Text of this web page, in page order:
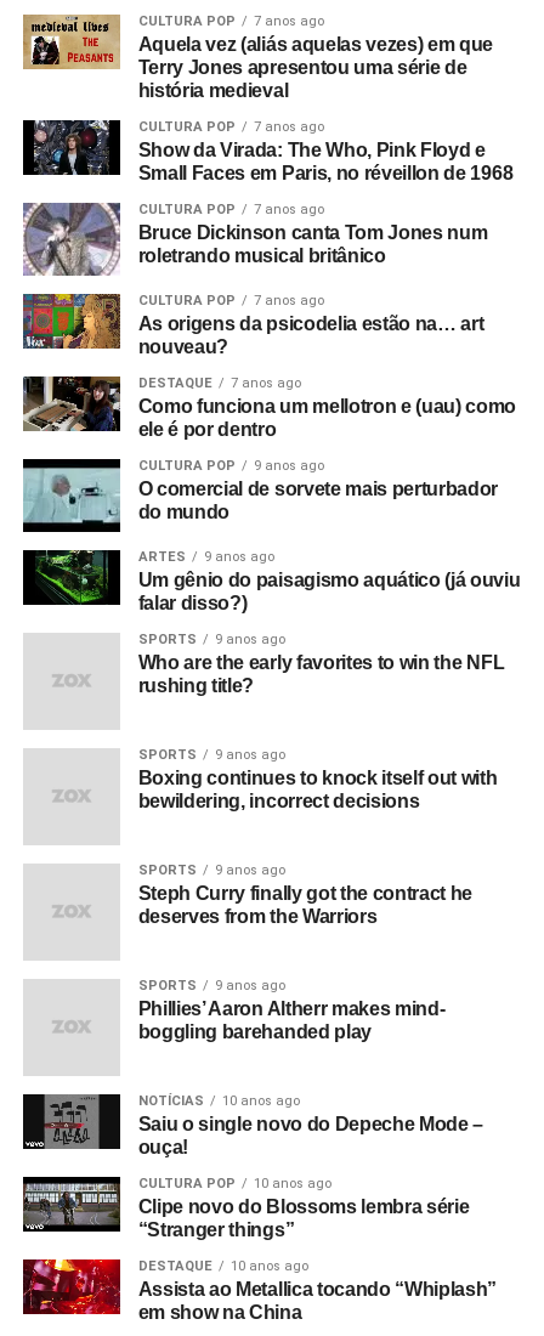
CULTURA POP 7 anos ago
Aquela vez (aliás aquelas vezes) em que
Terry Jones apresentou uma série de
história medieval
CULTURA POP 7 anos ago
Show da Virada: The Who, Pink Floyd e
Small Faces em Paris, no réveillon de 1968
CULTURA POP 7 anos ago
Bruce Dickinson canta Tom Jones num
roletrando musical britânico
CULTURA POP 7 anos ago
As origens da psicodelia estão na… art
nouveau?
DESTAQUE 7 anos ago
Como funciona um mellotron e (uau) como
ele é por dentro
CULTURA POP 9 anos ago
O comercial de sorvete mais perturbador
do mundo
ARTES 9 anos ago
Um gênio do paisagismo aquático (já ouviu
falar disso?)
SPORTS 9 anos ago
Who are the early favorites to win the NFL
rushing title?
SPORTS 9 anos ago
Boxing continues to knock itself out with
bewildering, incorrect decisions
SPORTS 9 anos ago
Steph Curry finally got the contract he
deserves from the Warriors
SPORTS 9 anos ago
Phillies’ Aaron Altherr makes mind-
boggling barehanded play
NOTÍCIAS 10 anos ago
Saiu o single novo do Depeche Mode –
ouça!
CULTURA POP 10 anos ago
Clipe novo do Blossoms lembra série
“Stranger things”
DESTAQUE 10 anos ago
Assista ao Metallica tocando “Whiplash”
em show na China